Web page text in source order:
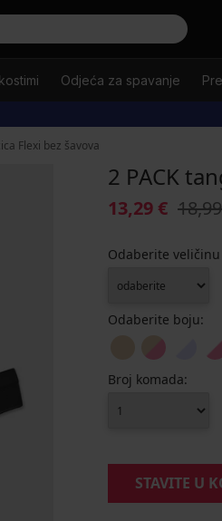
Odjeća za spavanje
Flexi bez šavova
2 PACK
13,29 €
Odaberite veličinu
Odaberite boju:
Broj komada:
STAVITE U